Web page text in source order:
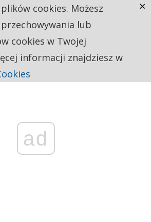
ad
cookies. Możesz
lub
cookies w Twojej
informacji znajdziesz w
×